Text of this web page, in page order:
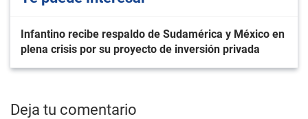
Infantino recibe respaldo de Sudamérica y México en
plena crisis por su proyecto de inversión privada
Deja tu comentario